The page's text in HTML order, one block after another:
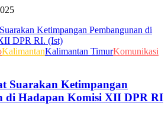
KalimantanKalimantan TimurKomunikasi
Suarakan Ketimpangan
di Hadapan Komisi XII DPR RI